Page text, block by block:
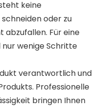
keine
oder zu
abzufallen. Für eine
wenige Schritte
verantwortlich und
Professionelle
bringen Ihnen